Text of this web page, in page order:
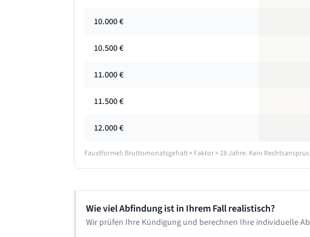
10.000€
10.500€
11.000€
11.500€
12.000€
Faustformel: Bruttomonatsgehalt × Faktor ×28 Jahre. Kein
Wie viel Abfindung ist in Ihrem Fall realistisch?
Wir prüfen Ihre Kündigung und berechnen Ihre individuelle